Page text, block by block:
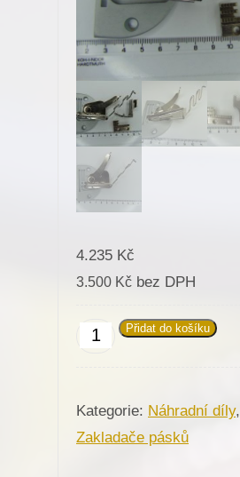
4.235 Kč
3.500 Kč bez DPH
Zakladač
na
šicí
Přidat do košíku
Kategorie: Náhradní díly,
Zakladače pásků